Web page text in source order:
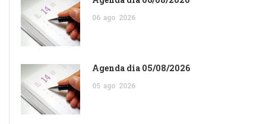
06 ago 2026
Agenda dia 05/08/2026
05 ago 2026